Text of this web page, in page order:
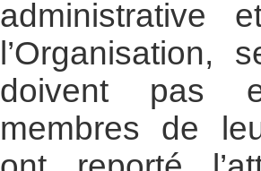
administrative
doivent pas
membres de